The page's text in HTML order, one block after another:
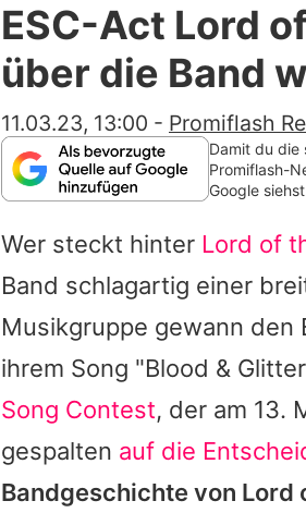
ESC-Act Lord
über die Band
11.03.23, 13:00 - Promiflash
Damit du die
Promiflash-
Google
Wer steckt hinter Lord of
Band schlagartig einer
Musikgruppe gewann
ihrem Song "Blood &
Song Contest, der am 13.
gespalten auf die
Bandgeschichte von Lord